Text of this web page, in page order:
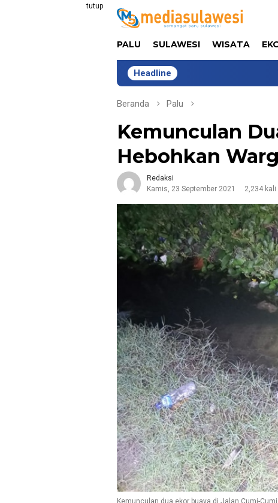
tutup
PALU SULAWESI WISATA
Headline Tim
Beranda Palu
Kemunculan
Hebohkan
Redaksi
Kamis, 23 September 2021
2,234 kali